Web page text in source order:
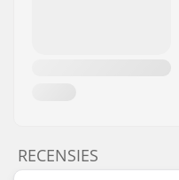
RECENSIES